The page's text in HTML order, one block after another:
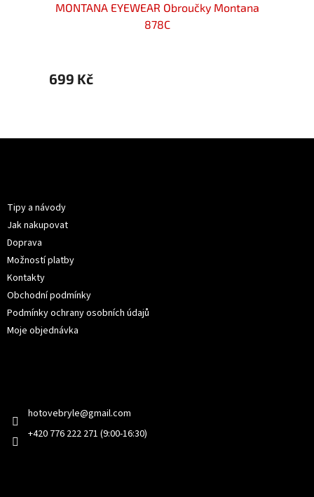
MONTANA EYEWEAR Obroučky Montana
878C
699 Kč
Tipy a návody
Jak nakupovat
Doprava
Možností platby
Kontakty
Obchodní podmínky
Podmínky ochrany osobních údajů
Moje objednávka
hotovebryle@gmail.com
+420 776 222 271 (9:00-16:30)